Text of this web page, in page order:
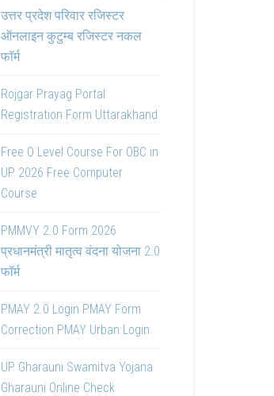
उत्तर प्रदेश परिवार रजिस्टर
ऑनलाइन कुटुम्ब रजिस्टर नकल
फॉर्म
Rojgar Prayag Portal
Registration Form Uttarakhand
Free O Level Course For OBC in
UP 2026 Free Computer
Course
PMMVY 2.0 Form 2026
प्रधानमंत्री मातृत्व वंदना योजना 2.0
फॉर्म
PMAY 2.0 Login PMAY Form
Correction PMAY Urban Login
UP Gharauni Swamitva Yojana
Gharauni Online Check